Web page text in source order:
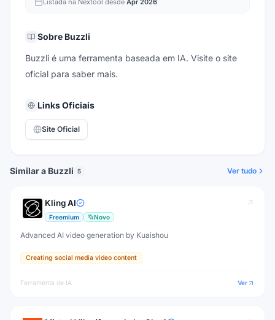
Listada na Nextool desde Apr 2026
Sobre Buzzli
Buzzli é uma ferramenta baseada em IA. Visite o site
oficial para saber mais.
Links Oficiais
Site Oficial
Similar a Buzzli 5 Ver tudo
Kling AI
Freemium Novo
Advanced AI video generation by Kuaishou
Creating social media video content
Ferramenta de IA Ver